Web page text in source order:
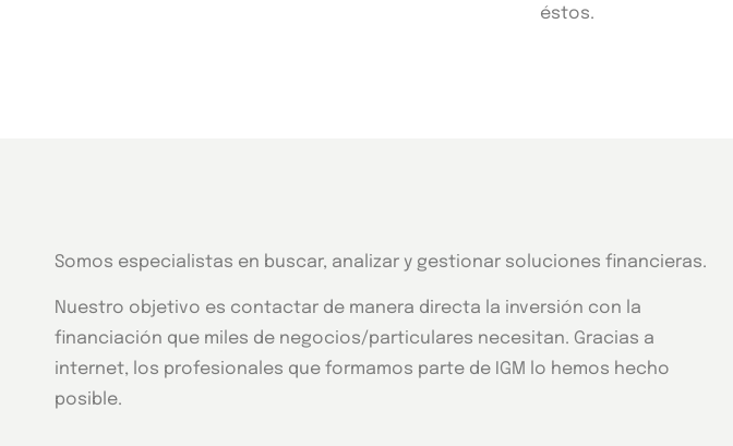
éstos.
Somos especialistas en buscar, analizar y gestionar soluciones financieras.
Nuestro objetivo es contactar de manera directa la inversión con la
financiación que miles de negocios/particulares necesitan. Gracias a
internet, los profesionales que formamos parte de IGM lo hemos hecho
posible.